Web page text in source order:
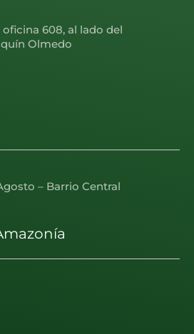
608, al lado del
Olmedo
– Barrio Central